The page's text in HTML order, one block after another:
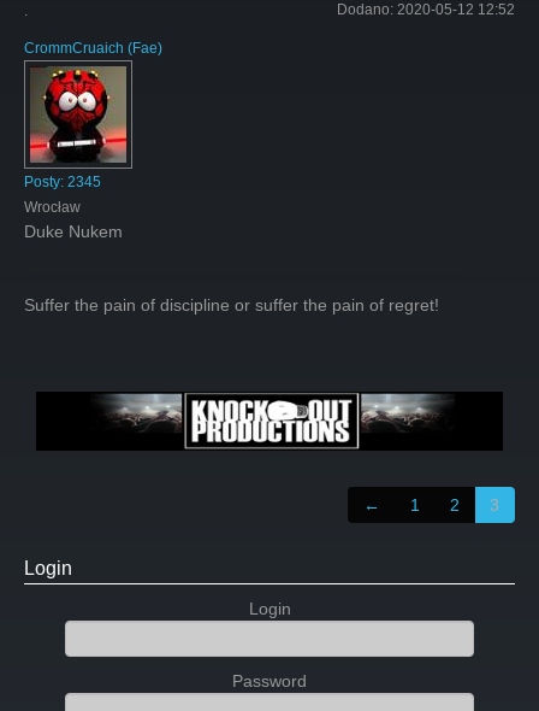
Dodano: 2020-05-12 12:52
CrommCruaich (Fae)
Posty: 2345
Wrocław
Duke Nukem
Suffer the pain of discipline or suffer the pain of regret!
← 1 2 3
Login
Login
Password